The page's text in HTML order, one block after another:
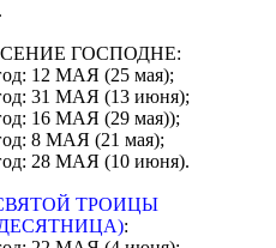
ГОСПОДНЕ:
12 МАЯ (25 мая);
31 МАЯ (13 июня);
16 МАЯ (29 мая));
8 МАЯ (21 мая);
28 МАЯ (10 июня).
ТРОИЦЫ
: